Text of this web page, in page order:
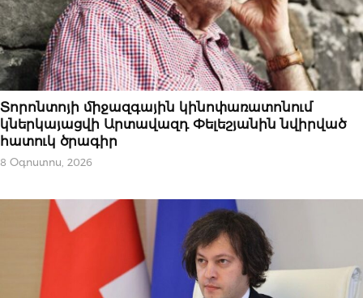
ԱԶԳԱՅԻՆ
Տորոնտոյի միջազգային կինոփառատոնում
կներկայացվի Արտավազդ Փելեշյանին նվիրված
հատուկ ծրագիր
8 Օգոստոս, 2026